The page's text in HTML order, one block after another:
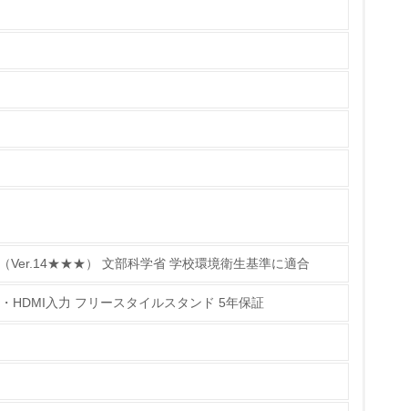
目標や計画を立てている
Ver.14★★★） 文部科学省 学校環境衛生基準に適合
HDMI入力 フリースタイルスタンド 5年保証